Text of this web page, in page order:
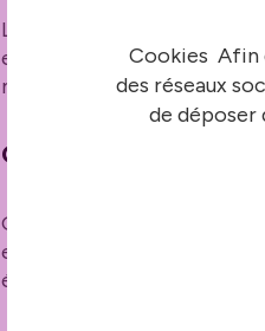
Les adolescents de
envisage de développer
municipale des sports et
GameWard : le club
GameWard, une marque
expansion. Ce club de
équipe de haut niveau.
Cookies Afin
des réseaux
de déposer